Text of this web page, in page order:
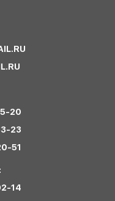
20
23
51
14